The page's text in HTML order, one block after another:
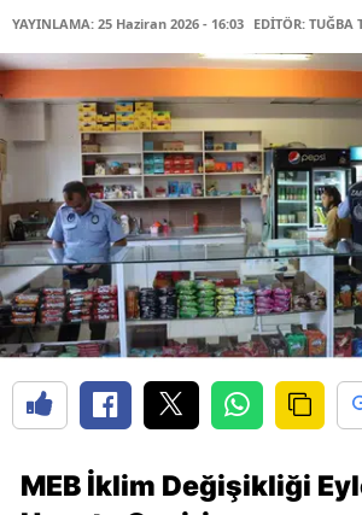
YAYINLAMA: 25 Haziran 2026 - 16:03 EDİTÖR: TUĞBA
MEB İklim Değişikliği